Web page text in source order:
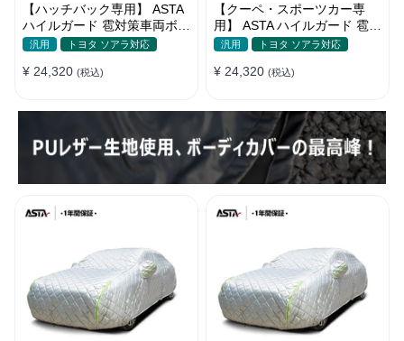
【ハッチバック専用】 ASTA
ハイルガード 雹対策車両ボデ
ィカバー 5層構造 雹対策 厚
風ロープ付き
汎用 トヨタ ソアラ対応
¥ 24,320 (税込)
【クーペ・スポーツカー専
用】 ASTA ハイルガード 雹対
策車両ボディカバー 5層構造
風 極厚 防風ロープ付き
汎用 トヨタ ソアラ対応
¥ 24,320 (税込)